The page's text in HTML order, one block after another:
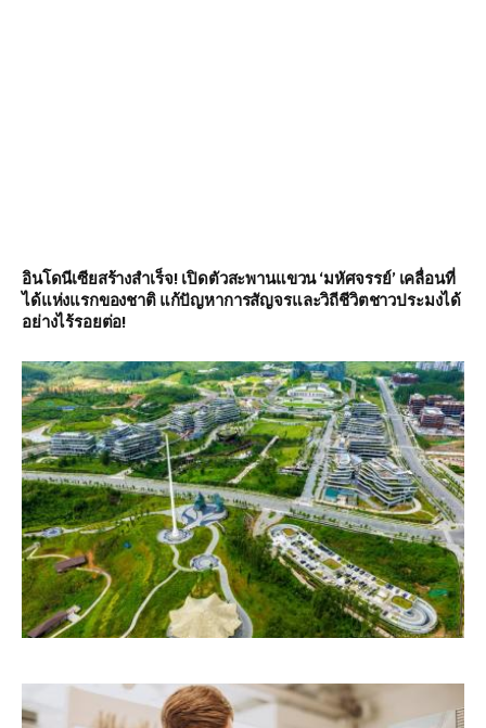
อินโดนีเซียสร้างสำเร็จ! เปิดตัวสะพานแขวน ‘มหัศจรรย์’ เคลื่อนที่
ได้แห่งแรกของชาติ แก้ปัญหาการสัญจรและวิถีชีวิตชาวประมงได้
อย่างไร้รอยต่อ!